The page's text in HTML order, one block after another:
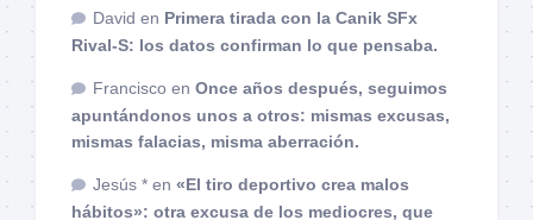
David en Primera tirada con la Canik SFx
Rival-S: los datos confirman lo que pensaba.
Francisco en Once años después, seguimos
apuntándonos unos a otros: mismas excusas,
mismas falacias, misma aberración.
Jesús * en «El tiro deportivo crea malos
hábitos»: otra excusa de los mediocres, que